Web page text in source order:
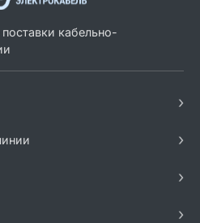
кабельно-
›
›
›
›